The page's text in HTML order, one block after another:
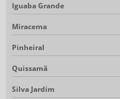
Iguaba Grande
Miracema
Pinheiral
Quissamã
Silva Jardim